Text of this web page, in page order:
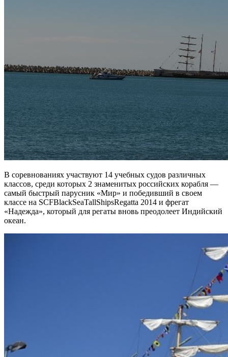
В соревнованиях участвуют 14 учебных судов различных
классов, среди которых 2 знаменитых российских корабля —
самый быстрый парусник «Мир» и победивший в своем
классе на SCFBlackSeaTallShipsRegatta 2014 и фрегат
«Надежда», который для регаты вновь преодолеет Индийский
океан.